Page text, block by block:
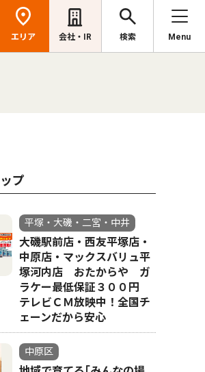
エリア 会社・IR 検索 Menu
プ
平塚・大磯・二宮・中井
大磯駅前店・西友平塚店・
中原店・マックスバリュ平
塚河内店 おたからや ガ
ラケー最低保証３００円
テレビＣＭ放映中！全国チ
ェーンだから安心
中原区